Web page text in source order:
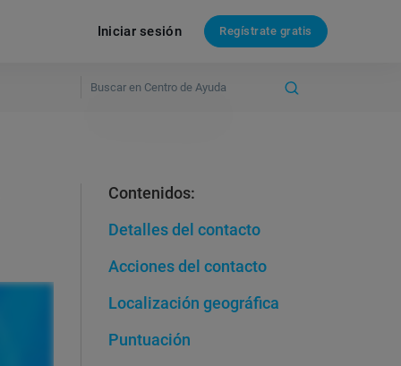
Iniciar sesión Regístrate gratis
Contenidos:
Detalles del contacto
Acciones del contacto
Localización geográfica
Puntuación